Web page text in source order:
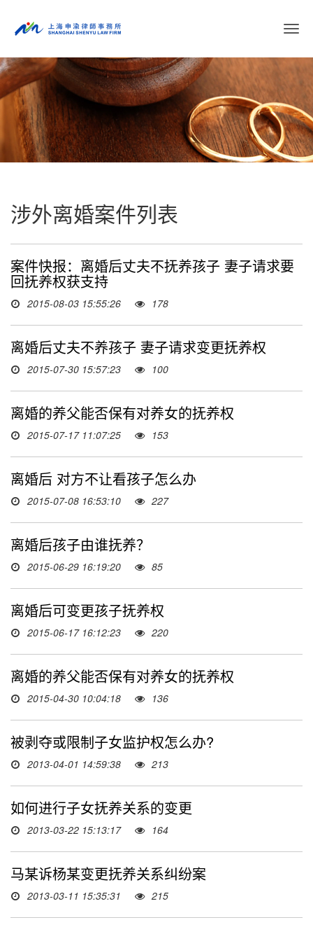
切
导
航
涉外离婚案件列表
案件快报：离婚后丈夫不抚养孩子 妻子请求要
回抚养权获支持
2015-08-03 15:55:26 178
离婚后丈夫不养孩子 妻子请求变更抚养权
2015-07-30 15:57:23 100
离婚的养父能否保有对养女的抚养权
2015-07-17 11:07:25 153
离婚后 对方不让看孩子怎么办
2015-07-08 16:53:10 227
离婚后孩子由谁抚养？
2015-06-29 16:19:20 85
离婚后可变更孩子抚养权
2015-06-17 16:12:23 220
离婚的养父能否保有对养女的抚养权
2015-04-30 10:04:18 136
被剥夺或限制子女监护权怎么办?
2013-04-01 14:59:38 213
如何进行子女抚养关系的变更
2013-03-22 15:13:17 164
马某诉杨某变更抚养关系纠纷案
2013-03-11 15:35:31 215